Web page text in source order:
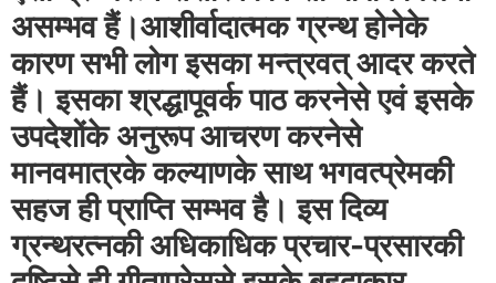
असम्भव हैं।आशीर्वादात्मक ग्रन्थ होनेके
कारण सभी लोग इसका मन्त्रवत‌् आदर करते
हैं। इसका श्रद्धापूव‌र्क पाठ करनेसे एवं इसके
उपदेशोंके अनुरूप आचरण करनेसे
मानवमात्रके कल्याणके साथ भगवत्प्रेमकी
सहज ही प्राप्ति सम्भव है। इस दिव्य
ग्रन्थरत्नकी अधिकाधिक प्रचार-प्रसारकी